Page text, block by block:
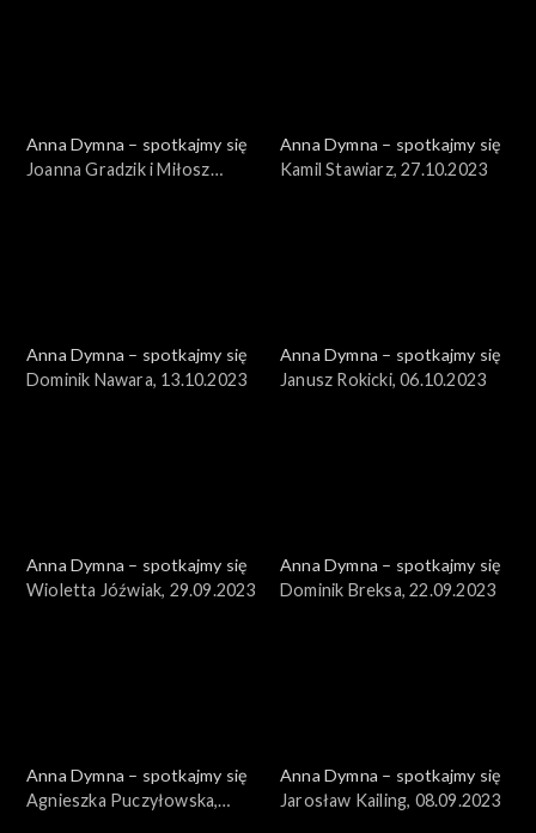
Anna Dymna – spotkajmy się
Joanna Gradzik i Miłosz
Anna Dymna – spotkajmy się
Kamil Stawiarz, 27.10.2023
Anna Dymna – spotkajmy się
Dominik Nawara, 13.10.2023
Anna Dymna – spotkajmy się
Janusz Rokicki, 06.10.2023
Anna Dymna – spotkajmy się
Wioletta Jóźwiak, 29.09.2023
Anna Dymna – spotkajmy się
Dominik Breksa, 22.09.2023
Anna Dymna – spotkajmy się
Agnieszka Puczyłowska,
Anna Dymna – spotkajmy się
Jarosław Kailing, 08.09.2023